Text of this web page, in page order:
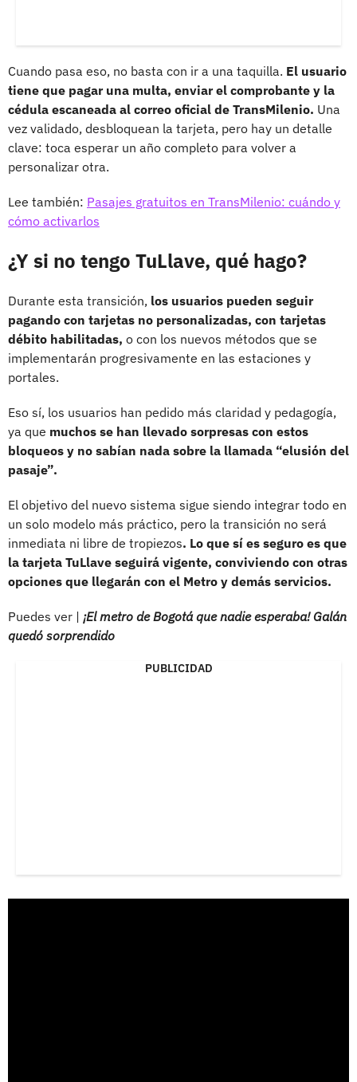
Cuando pasa eso, no basta con ir a una taquilla. El usuario
tiene que pagar una multa, enviar el comprobante y la
cédula escaneada al correo oficial de TransMilenio. Una
vez validado, desbloquean la tarjeta, pero hay un detalle
clave: toca esperar un año completo para volver a
personalizar otra.
Lee también: Pasajes gratuitos en TransMilenio: cuándo y
cómo activarlos
¿Y si no tengo TuLlave, qué hago?
Durante esta transición, los usuarios pueden seguir
pagando con tarjetas no personalizadas, con tarjetas
débito habilitadas, o con los nuevos métodos que se
implementarán progresivamente en las estaciones y
portales.
Eso sí, los usuarios han pedido más claridad y pedagogía,
ya que muchos se han llevado sorpresas con estos
bloqueos y no sabían nada sobre la llamada “elusión del
pasaje”.
El objetivo del nuevo sistema sigue siendo integrar todo en
un solo modelo más práctico, pero la transición no será
inmediata ni libre de tropiezos. Lo que sí es seguro es que
la tarjeta TuLlave seguirá vigente, conviviendo con otras
opciones que llegarán con el Metro y demás servicios.
Puedes ver | ¡El metro de Bogotá que nadie esperaba! Galán
quedó sorprendido
PUBLICIDAD